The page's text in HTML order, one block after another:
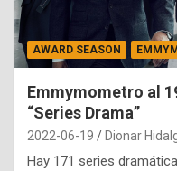
AWARD SEASON
Emmymometro al
“Series Drama”
2022-06-19 Dionar
Hay 171 series